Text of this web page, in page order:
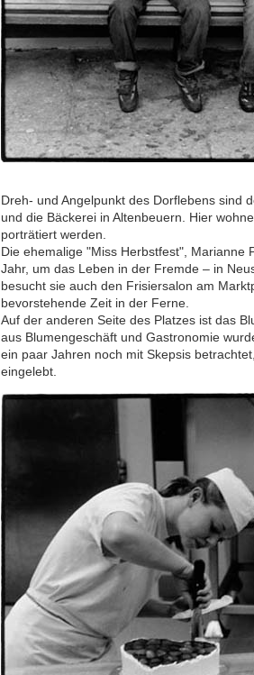
Dreh- und Angelpunkt des Dorflebens sind
und die Bäckerei in Altenbeuern. Hier
porträtiert werden.
Die ehemalige "Miss Herbstfest", Marianne
Jahr, um das Leben in der Fremde – in
besucht sie auch den Frisiersalon am
bevorstehende Zeit in der Ferne.
Auf der anderen Seite des Platzes ist das
aus Blumengeschäft und Gastronomie
ein paar Jahren noch mit Skepsis
eingelebt.